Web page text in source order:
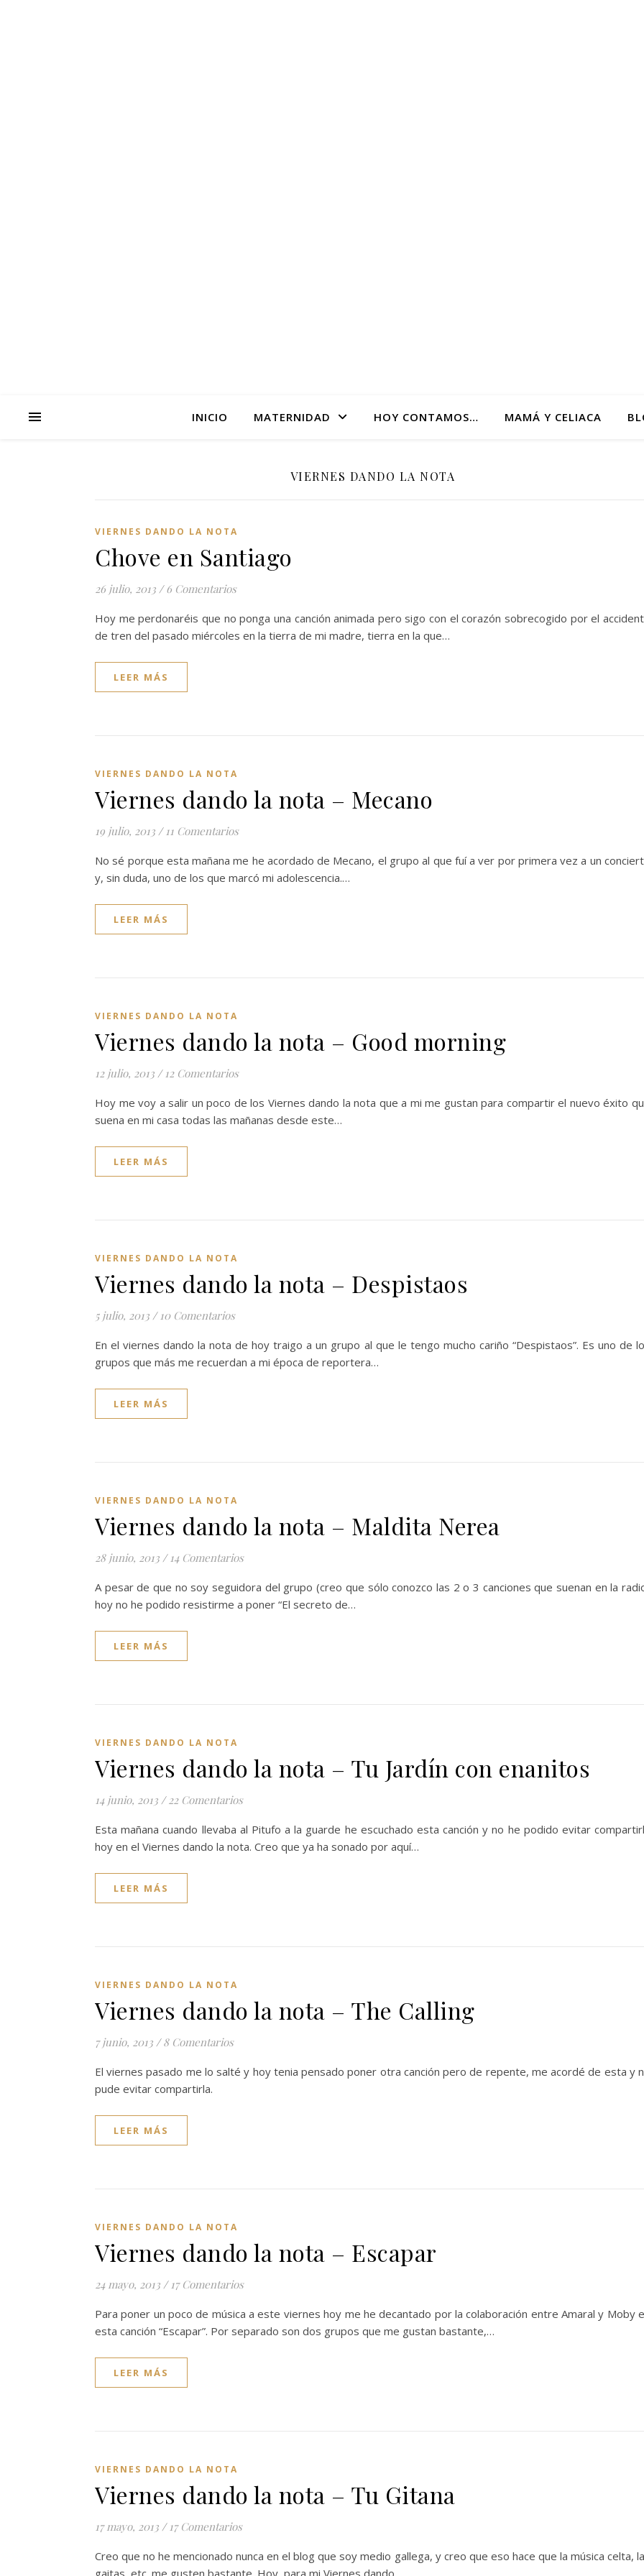
INICIO MATERNIDAD HOY CONTAMOS… MAMÁ Y CELIACA
VIERNES DANDO LA NOTA
VIERNES DANDO LA NOTA
Chove en Santiago
26 julio, 2013 / 6 Comentarios
Hoy me perdonaréis que no ponga una canción animada pero sigo con el corazón sobrecogido por el
de tren del pasado miércoles en la tierra de mi madre, tierra en la que…
LEER MÁS
VIERNES DANDO LA NOTA
Viernes dando la nota – Mecano
19 julio, 2013 / 11 Comentarios
No sé porque esta mañana me he acordado de Mecano, el grupo al que fuí a ver por primera vez a un
y, sin duda, uno de los que marcó mi adolescencia.…
LEER MÁS
VIERNES DANDO LA NOTA
Viernes dando la nota – Good morning
12 julio, 2013 / 12 Comentarios
Hoy me voy a salir un poco de los Viernes dando la nota que a mi me gustan para compartir el nuevo éxito
suena en mi casa todas las mañanas desde este…
LEER MÁS
VIERNES DANDO LA NOTA
Viernes dando la nota – Despistaos
5 julio, 2013 / 10 Comentarios
En el viernes dando la nota de hoy traigo a un grupo al que le tengo mucho cariño “Despistaos”. Es uno de
grupos que más me recuerdan a mi época de reportera…
LEER MÁS
VIERNES DANDO LA NOTA
Viernes dando la nota – Maldita Nerea
28 junio, 2013 / 14 Comentarios
A pesar de que no soy seguidora del grupo (creo que sólo conozco las 2 o 3 canciones que suenan en la
hoy no he podido resistirme a poner “El secreto de…
LEER MÁS
VIERNES DANDO LA NOTA
Viernes dando la nota – Tu Jardín con enanitos
14 junio, 2013 / 22 Comentarios
Esta mañana cuando llevaba al Pitufo a la guarde he escuchado esta canción y no he podido evitar
hoy en el Viernes dando la nota. Creo que ya ha sonado por aquí…
LEER MÁS
VIERNES DANDO LA NOTA
Viernes dando la nota – The Calling
7 junio, 2013 / 8 Comentarios
El viernes pasado me lo salté y hoy tenia pensado poner otra canción pero de repente, me acordé de esta y
pude evitar compartirla.
LEER MÁS
VIERNES DANDO LA NOTA
Viernes dando la nota – Escapar
24 mayo, 2013 / 17 Comentarios
Para poner un poco de música a este viernes hoy me he decantado por la colaboración entre Amaral y Moby
esta canción “Escapar”. Por separado son dos grupos que me gustan bastante,…
LEER MÁS
VIERNES DANDO LA NOTA
Viernes dando la nota – Tu Gitana
17 mayo, 2013 / 17 Comentarios
Creo que no he mencionado nunca en el blog que soy medio gallega, y creo que eso hace que la música celta,
gaitas, etc. me gusten bastante. Hoy, para mi Viernes dando…